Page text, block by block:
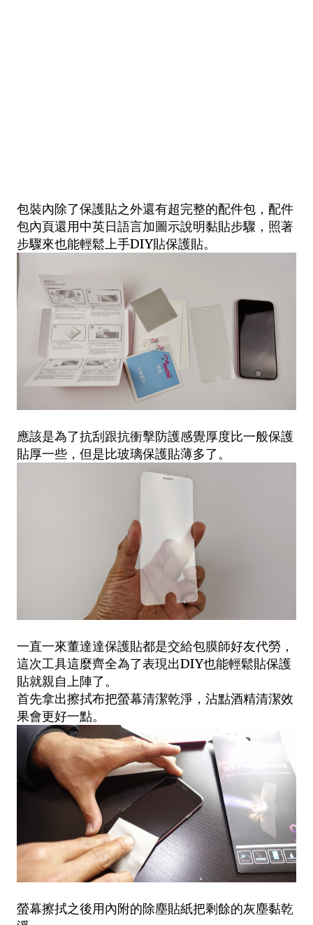
包裝內除了保護貼之外還有超完整的配件包，配件
包內頁還用中英日語言加圖示說明黏貼步驟，照著
步驟來也能輕鬆上手DIY貼保護貼。
應該是為了抗刮跟抗衝擊防護感覺厚度比一般保護
貼厚一些，但是比玻璃保護貼薄多了。
一直一來董達達保護貼都是交給包膜師好友代勞，
這次工具這麼齊全為了表現出DIY也能輕鬆貼保護
貼就親自上陣了。
首先拿出擦拭布把螢幕清潔乾淨，沾點酒精清潔效
果會更好一點。
螢幕擦拭之後用內附的除塵貼紙把剩餘的灰塵黏乾